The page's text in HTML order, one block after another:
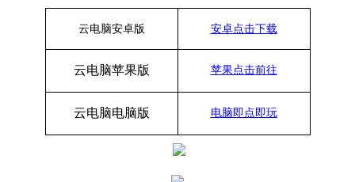
云电脑安卓版 安卓点击下载
云电脑苹果版 苹果点击前往
云电脑电脑版 电脑即点即玩